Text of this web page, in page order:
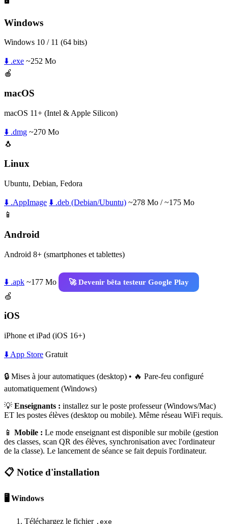
Windows
Windows 10 / 11 (64 bits)
⬇️ .exe ~252 Mo
🍎
macOS
macOS 11+ (Intel & Apple Silicon)
⬇️ .dmg ~270 Mo
🐧
Linux
Ubuntu, Debian, Fedora
⬇️ .AppImage ⬇️ .deb (Debian/Ubuntu) ~278 Mo / ~175 Mo
📱
Android
Android 8+ (smartphones et tablettes)
⬇️ .apk ~177 Mo
🚀 Devenir bêta testeur Google Play
🍏
iOS
iPhone et iPad (iOS 16+)
⬇️ App Store Gratuit
🔒 Mises à jour automatiques (desktop) • 🔥 Pare-feu configuré
automatiquement (Windows)
💡 Enseignants : installez sur le poste professeur (Windows/Mac)
ET les postes élèves (desktop ou mobile). Même réseau WiFi requis.
📱 Mobile : Le mode enseignant est disponible sur mobile (gestion
des classes, scan QR des élèves, synchronisation avec l'ordinateur
de la classe). Le lancement de séance se fait depuis l'ordinateur.
📋 Notice d'installation
🖥️ Windows
Téléchargez le fichier .exe